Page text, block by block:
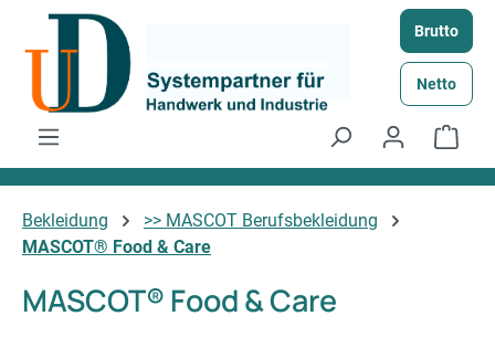
Zum Hauptinhalt springen Brutto
Netto
Bekleidung
>> MASCOT Berufsbekleidung
MASCOT® Food & Care
MASCOT® Food & Care